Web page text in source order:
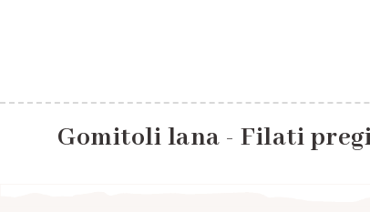
Gomitoli lana - Filati